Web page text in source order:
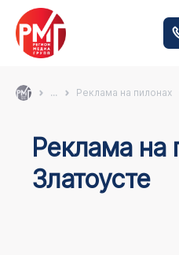
... Реклама на пилонах
Реклама на
Златоусте